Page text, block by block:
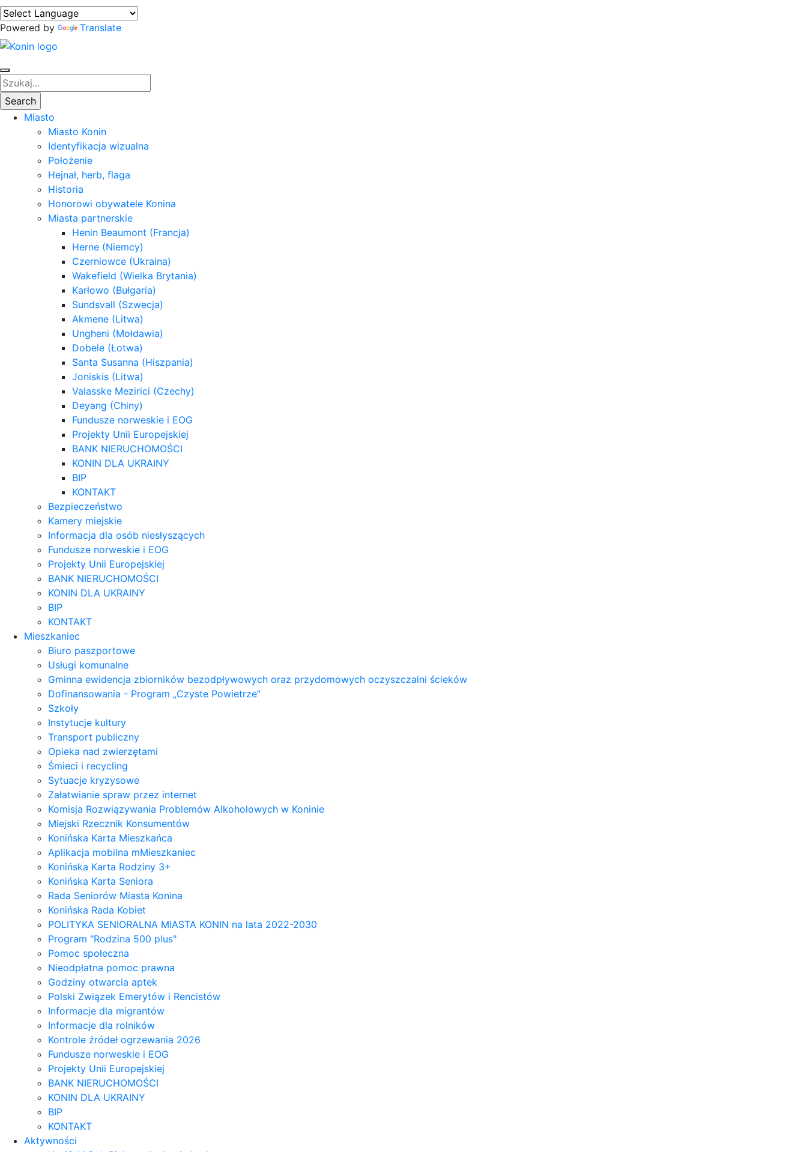
Powered by Translate
Miasto
Miasto Konin
Identyfikacja wizualna
Położenie
Hejnał, herb, flaga
Historia
Honorowi obywatele Konina
Miasta partnerskie
Henin Beaumont (Francja)
Herne (Niemcy)
Czerniowce (Ukraina)
Wakefield (Wielka Brytania)
Karłowo (Bułgaria)
Sundsvall (Szwecja)
Akmene (Litwa)
Ungheni (Mołdawia)
Dobele (Łotwa)
Santa Susanna (Hiszpania)
Joniskis (Litwa)
Valasske Mezirici (Czechy)
Deyang (Chiny)
Fundusze norweskie i EOG
Projekty Unii Europejskiej
BANK NIERUCHOMOŚCI
KONIN DLA UKRAINY
BIP
KONTAKT
Bezpieczeństwo
Kamery miejskie
Informacja dla osób niesłyszących
Fundusze norweskie i EOG
Projekty Unii Europejskiej
BANK NIERUCHOMOŚCI
KONIN DLA UKRAINY
BIP
KONTAKT
Mieszkaniec
Biuro paszportowe
Usługi komunalne
Gminna ewidencja zbiorników bezodpływowych oraz przydomowych oczyszczalni ścieków
Dofinansowania - Program „Czyste Powietrze”
Szkoły
Instytucje kultury
Transport publiczny
Opieka nad zwierzętami
Śmieci i recycling
Sytuacje kryzysowe
Załatwianie spraw przez internet
Komisja Rozwiązywania Problemów Alkoholowych w Koninie
Miejski Rzecznik Konsumentów
Konińska Karta Mieszkańca
Aplikacja mobilna mMieszkaniec
Konińska Karta Rodziny 3+
Konińska Karta Seniora
Rada Seniorów Miasta Konina
Konińska Rada Kobiet
POLITYKA SENIORALNA MIASTA KONIN na lata 2022-2030
Program "Rodzina 500 plus"
Pomoc społeczna
Nieodpłatna pomoc prawna
Godziny otwarcia aptek
Polski Związek Emerytów i Rencistów
Informacje dla migrantów
Informacje dla rolników
Kontrole źródeł ogrzewania 2026
Fundusze norweskie i EOG
Projekty Unii Europejskiej
BANK NIERUCHOMOŚCI
KONIN DLA UKRAINY
BIP
KONTAKT
Aktywności